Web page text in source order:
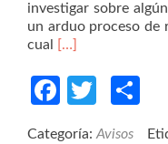
investigar sobre
un arduo proceso de
cual
Read
about
A
de
[…]
Facebook
Categoría:Avisos